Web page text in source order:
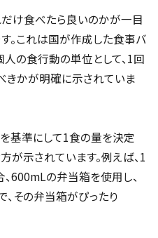
だけ食べたら良いのかが一目
。これは国が作成した食事バ
人の食行動の単位として、1回
きかが明確に示されていま
基準にして1食の量を決定
が示されています。例えば、1
600mLの弁当箱を使用し、
その弁当箱がぴったり